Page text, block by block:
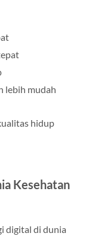
lebih mudah
hidup
Kesehatan
digital di dunia